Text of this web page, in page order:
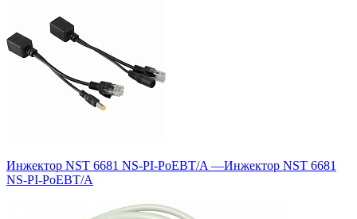
Инжектор NST 6681 NS-PI-PoEBT/A—Инжектор NST 6681
NS-PI-PoEBT/A